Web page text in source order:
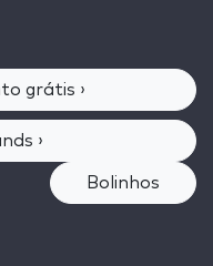
grátis ›
›
Bolinhos